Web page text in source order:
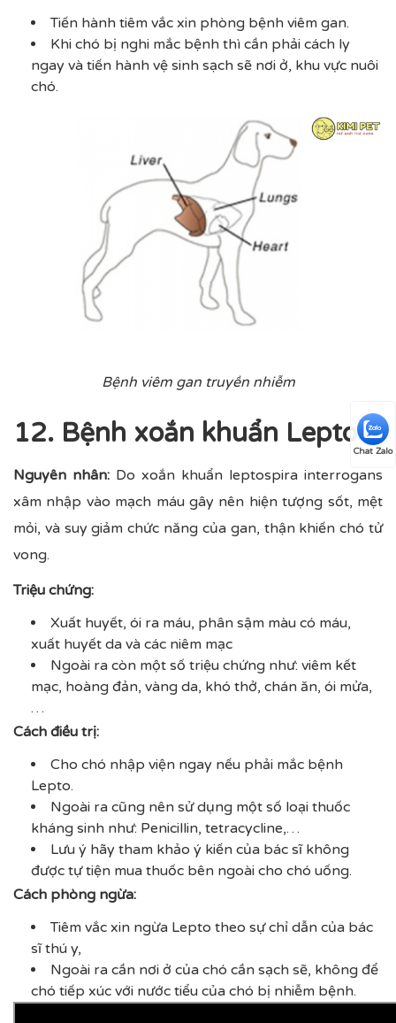
Tiến hành tiêm vắc xin phòng bệnh viêm gan.
Khi chó bị nghi mắc bệnh thì cần phải cách ly
ngay và tiến hành vệ sinh sạch sẽ nơi ở, khu vực nuôi
chó.
Bệnh viêm gan truyền nhiễm
12. Bệnh xoắn khuẩn Lepto
Nguyên nhân: Do xoắn khuẩn leptospira interrogans
xâm nhập vào mạch máu gây nên hiện tượng sốt, mệt
mỏi, và suy giảm chức năng của gan, thận khiến chó tử
vong.
Triệu chứng:
Xuất huyết, ói ra máu, phân sậm màu có máu,
xuất huyết da và các niêm mạc
Ngoài ra còn một số triệu chứng như: viêm kết
mạc, hoàng đản, vàng da, khó thở, chán ăn, ói mửa,
…
Cách điều trị:
Cho chó nhập viện ngay nếu phải mắc bệnh
Lepto.
Ngoài ra cũng nên sử dụng một số loại thuốc
kháng sinh như: Penicillin, tetracycline,…
Lưu ý hãy tham khảo ý kiến của bác sĩ không
được tự tiện mua thuốc bên ngoài cho chó uống.
Cách phòng ngừa:
Tiêm vắc xin ngừa Lepto theo sự chỉ dẫn của bác
sĩ thú y,
Ngoài ra cần nơi ở của chó cần sạch sẽ, không để
chó tiếp xúc với nước tiểu của chó bị nhiễm bệnh.
Chat Zalo